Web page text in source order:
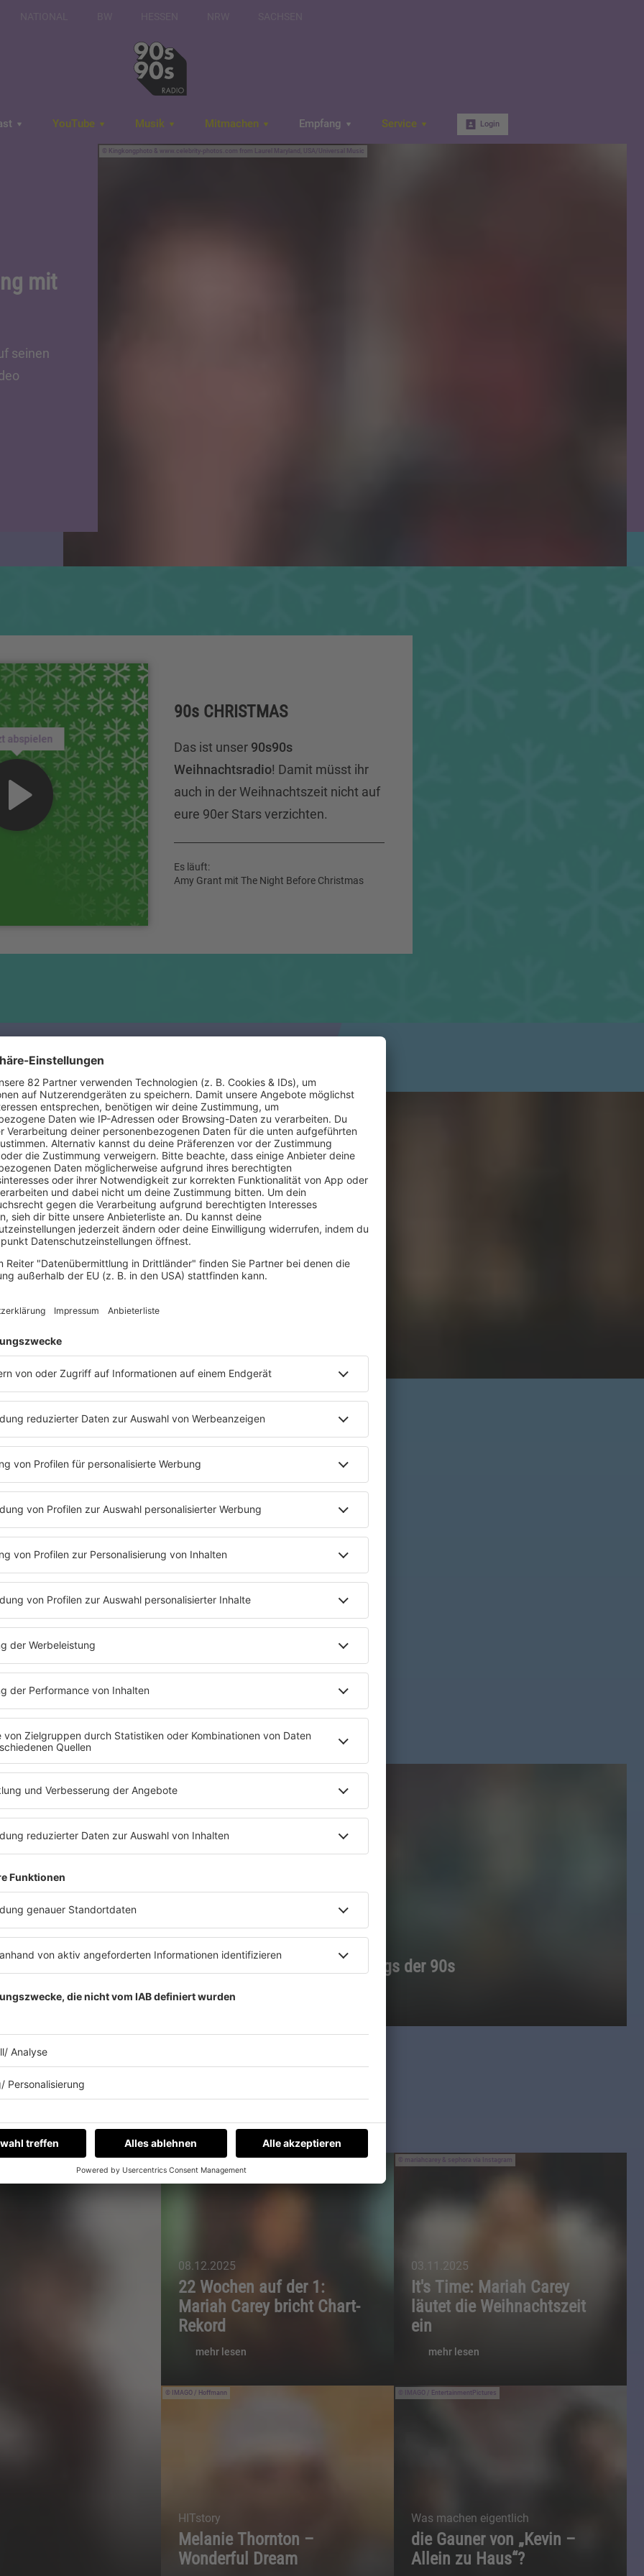
YouTube Musik Mitmachen Empfang Service Login
Kingkongphoto & www.celebrity-photos.com from Laurel Maryland, USA/Universal Music
mit
seinen
abspielen
90s CHRISTMAS
Das ist unser 90s90s
Weihnachtsradio! Damit müsst ihr
auch in der Weihnachtszeit nicht auf
eure 90er Stars verzichten.
Es läuft:
Amy Grant mit The Night Before Christmas
von "Please
"A Very Special
TopmodelCindy
Traumpaar
For Christmas" und
An so ein
in diesem Jahr
läuft übrigens auch
IMAGO / United Archives / Allstar / POP-EYE / ZUMA Wire
Die Top Weihnachts- Rocksongs der 90s
mehr lesen
Mehr Weihnachtsartikel
IMAGO / teutopress
08.12.2025
22 Wochen auf der 1:
Mariah Carey bricht Chart-
Rekord
mehr lesen
mariahcarey & sephora via Instagram
03.11.2025
It's Time: Mariah Carey
läutet die Weihnachtszeit
ein
mehr lesen
IMAGO / Hoffmann
HITstory
Melanie Thornton –
Wonderful Dream
IMAGO / EntertainmentPictures
Was machen eigentlich
die Gauner von „Kevin –
Allein zu Haus“?